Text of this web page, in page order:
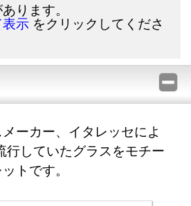
ります。
表示 をクリックしてくださ
ーカー、イタレッセによ
行していたグラスをモチー
トです。